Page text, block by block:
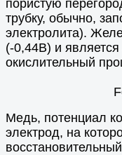
пористую
трубку, обычно,
электролита).
(-0,44В) и
окислительный
Медь, потенциал
электрод, на